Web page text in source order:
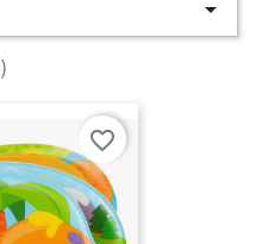

favorite_border